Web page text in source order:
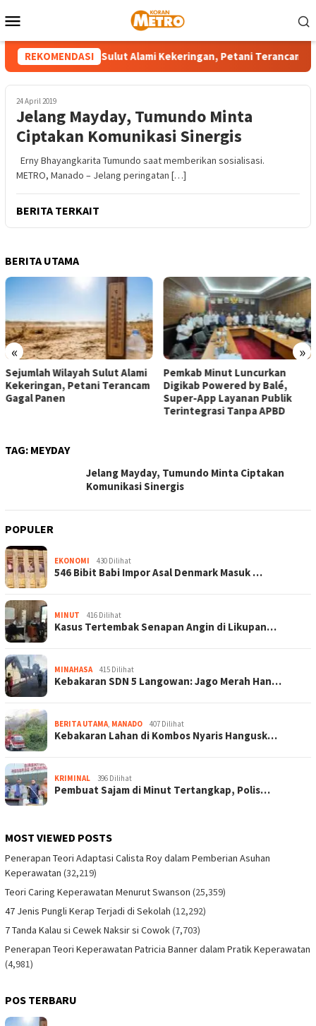
ke
Mobile
REKOMENDASI
Sejumlah Wilayah Sulut Alami Kekeringan, Petani Terancam
24 April 2019
Jelang Mayday, Tumundo Minta
Ciptakan Komunikasi Sinergis
Erny Bhayangkarita Tumundo saat memberikan sosialisasi.
METRO, Manado – Jelang peringatan […]
BERITA TERKAIT
BERITA UTAMA
« »
Sejumlah Wilayah Sulut Alami
Kekeringan, Petani Terancam
Gagal Panen
Pemkab Minut Luncurkan
Digikab Powered by Balé,
Super-App Layanan Publik
Terintegrasi Tanpa APBD
TAG: MEYDAY
Jelang Mayday, Tumundo Minta Ciptakan
Komunikasi Sinergis
POPULER
EKONOMI 430 Dilihat
546 Bibit Babi Impor Asal Denmark Masuk …
MINUT 416 Dilihat
Kasus Tertembak Senapan Angin di Likupan…
MINAHASA 415 Dilihat
Kebakaran SDN 5 Langowan: Jago Merah Han…
BERITA UTAMA, MANADO 407 Dilihat
Kebakaran Lahan di Kombos Nyaris Hangusk…
KRIMINAL 396 Dilihat
Pembuat Sajam di Minut Tertangkap, Polis…
MOST VIEWED POSTS
Penerapan Teori Adaptasi Calista Roy dalam Pemberian Asuhan
Keperawatan (32,219)
Teori Caring Keperawatan Menurut Swanson (25,359)
47 Jenis Pungli Kerap Terjadi di Sekolah (12,292)
7 Tanda Kalau si Cewek Naksir si Cowok(7,703)
Penerapan Teori Keperawatan Patricia Banner dalam Pratik Keperawatan
(4,981)
POS TERBARU